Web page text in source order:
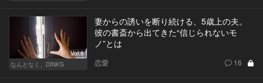
Vol.8
なんとなく、DINKS
妻からの誘いを断り続ける、5歳上の夫。
彼の書斎から出てきた“信じられないモ
ノ”とは
恋愛 16